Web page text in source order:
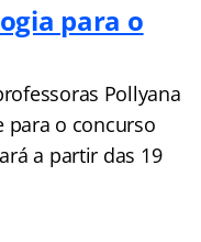
para o
Pollyana
para o concurso
a partir das 19